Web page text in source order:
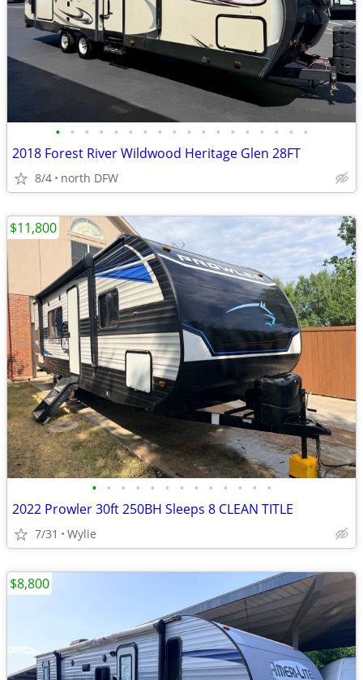
• • • • • • • • • • • • • • • • • •
2018 Forest River Wildwood Heritage Glen 28FT
8/4 north DFW
• • • • • • • • • • • • •
2022 Prowler 30ft 250BH Sleeps 8 CLEAN TITLE
7/31 Wylie
$11,800
$8,800